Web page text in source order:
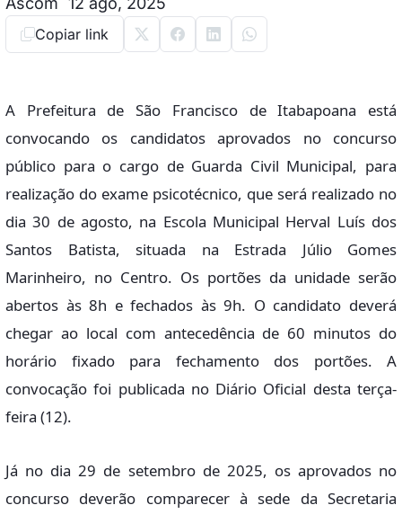
Copiar link
A Prefeitura de São Francisco de Itabapoana está
convocando os candidatos aprovados no concurso
público para o cargo de Guarda Civil Municipal, para
realização do exame psicotécnico, que será realizado no
dia 30 de agosto, na Escola Municipal Herval Luís dos
Santos Batista, situada na Estrada Júlio Gomes
Marinheiro, no Centro. Os portões da unidade serão
abertos às 8h e fechados às 9h. O candidato deverá
chegar ao local com antecedência de 60 minutos do
horário fixado para fechamento dos portões. A
convocação foi publicada no Diário Oficial desta terça-
feira (12).
Já no dia 29 de setembro de 2025, os aprovados no
concurso deverão comparecer à sede da Secretaria